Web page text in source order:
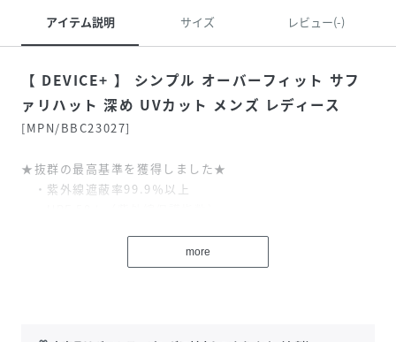
アイテム説明 サイズ レビュー(-)
【 DEVICE+ 】 シンプル オーバーフィット サフ
ァリハット 深め UVカット メンズ レディース
[MPN/BBC23027]
★抜群の最高基準を獲得しました★
・紫外線遮蔽率99.9％以上
more